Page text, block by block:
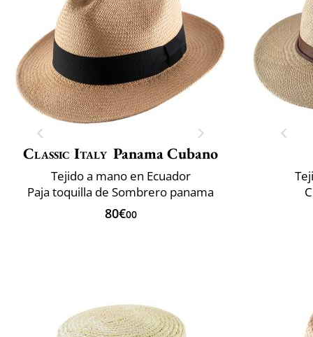
Classic Italy Panama Cubano
Tejido a mano en Ecuador
Paja toquilla de Sombrero panama
80€00